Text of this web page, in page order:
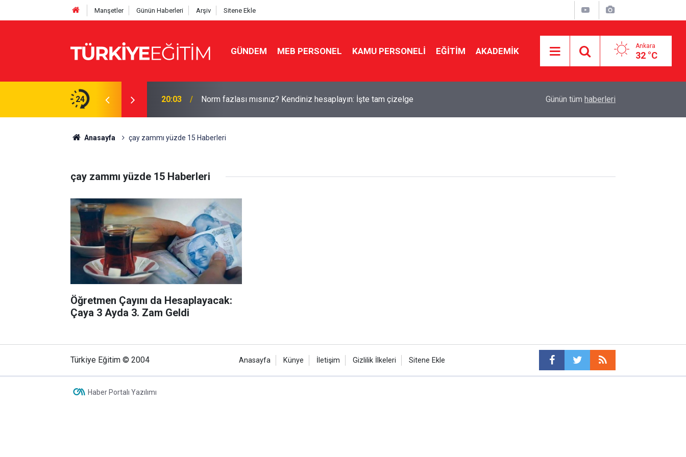
Manşetler Günün Haberleri Arşiv Sitene Ekle
GÜNDEM MEB PERSONEL KAMU PERSONELİ EĞİTİM AKADEMİK Ankara
32 °C
24
Süre 2 yıla çıkabilecek 20:03 Norm fazlası mısınız? Kendiniz hesaplayın: İşte tam çizelge Bakan Tekin'den yeni sınav sistemi uyarısı:
Günün tüm haberleri
Anasayfa çay zammı yüzde 15 Haberleri
çay zammı yüzde 15 Haberleri
Öğretmen Çayını da Hesaplayacak:
Çaya 3 Ayda 3. Zam Geldi
Türkiye Eğitim © 2004 Anasayfa Künye İletişim Gizlilik İlkeleri Sitene Ekle
Haber Portalı Yazılımı